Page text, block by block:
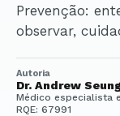
Prevenção:
observar,
Autoria
Dr. Andrew
Médico especialista
RQE: 67991